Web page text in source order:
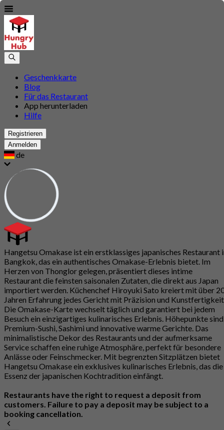
Geschenkkarte
Blog
Für das Restaurant
App herunterladen
Hilfe
Registrieren
Anmelden
de
Hangetsu Omakase ist ein erstklassiges japanisches Restaurant
Bangkok, das ein authentisches Omakase-Erlebnis bietet. Im
Herzen von Thonglor gelegen, präsentiert dieses intime
Restaurant die feinsten saisonalen Zutaten, die direkt aus Japan
importiert werden. Küchenchef Hiroyuki Sato kreiert mit über
Jahren Erfahrung jedes Gericht mit Präzision und
Die Omakase-Karte wechselt täglich und garantiert bei jedem
Besuch ein einzigartiges kulinarisches Erlebnis. Höhepunkte sind
Premium-Sushi, Sashimi und innovative warme Gerichte. Das
minimalistische Dekor des Restaurants und der aufmerksame
Service schaffen eine ruhige Atmosphäre, perfekt für besondere
Anlässe oder Feinschmecker. Mit begrenzten Sitzplätzen bietet
Hangetsu Omakase ein exklusives kulinarisches Erlebnis, das die
Essenz der japanischen Kochtradition einfängt.
Restaurants have the right to request a deposit from
customers. Failure to pay a deposit may be subject to a
booking cancellation.